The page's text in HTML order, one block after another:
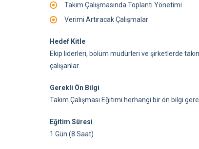
Takım Çalışmasında Toplantı Yönetimi
Verimi Artıracak Çalışmalar
Hedef Kitle
Ekip liderleri, bölüm müdürleri ve şirketlerde
çalışanlar.
Gerekli Ön Bilgi
Takım Çalışması Eğitimi herhangi bir ön bilgi
Eğitim Süresi
1 Gün (8 Saat)